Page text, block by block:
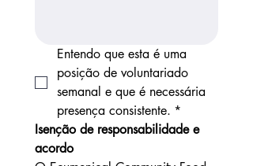
Entendo que esta é uma
posição de voluntariado
semanal e que é necessária
presença consistente. *
Isenção de responsabilidade e
acordo